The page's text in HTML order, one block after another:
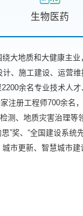
生物医药
大地质和大健康主
、施工建设、运营维
余名专业技术人
注册工程师700余
测、地质灾害治理
奖、“全国建设系统
市更新、智慧城市